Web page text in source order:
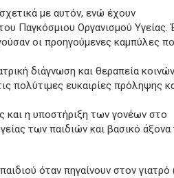
με αυτόν, ενώ έχουν
Παγκόσμιου Οργανισμού Υγείας.
οι προηγούμενες καμπύλες
διάγνωση και θεραπεία κοινών
πολύτιμες ευκαιρίες πρόληψης
και η υποστήριξη των γονέων στο
των παιδιών και βασικό άξονα
όταν πηγαίνουν στον γιατρό